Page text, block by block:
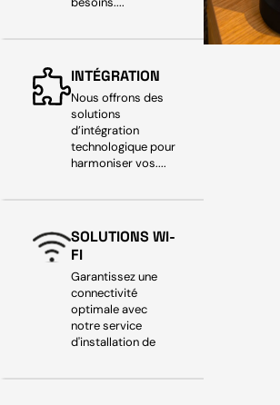
INTÉGRATION
Nous offrons des
solutions
d’intégration
technologique pour
harmoniser vos....
SOLUTIONS WI-
FI
Garantissez une
connectivité
optimale avec
notre service
d'installation de